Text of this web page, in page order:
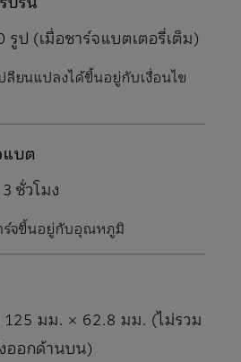
ป (เมื่อชาร์จแบตเตอรี่เต็ม)
ลียนแปลงได้ขึ้นอยู่กับเงื่อนไข
แบต
ชั่วโมง
ร์จขึ้นอยู่กับอุณหภูมิ
มม. × 62.8 มม. (ไม่รวม
ออกด้านบน)